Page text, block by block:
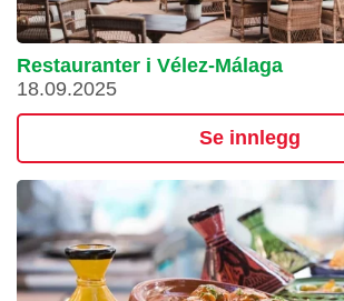
Restauranter i Vélez-Málaga
18.09.2025
Se innlegg